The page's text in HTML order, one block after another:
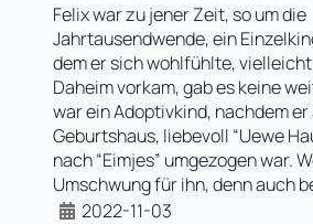
Felix war zu jener Zeit, so um die
Jahrtausendwende, ein
dem er sich wohlfühlte,
Daheim vorkam, gab es keine
war ein Adoptivkind, nachdem er
Geburtshaus, liebevoll “Uewe
nach “Eimjes” umgezogen war.
Umschwung für ihn, denn auch
2022-11-03